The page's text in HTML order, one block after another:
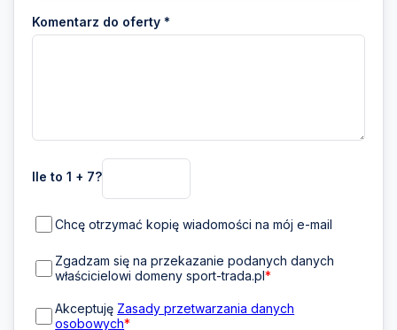
Komentarz do oferty *
Ile to 1 + 7?
Chcę otrzymać kopię wiadomości na mój e-mail
Zgadzam się na przekazanie podanych danych
właścicielowi domeny sport-trada.pl*
Akceptuję Zasady przetwarzania danych
osobowych*